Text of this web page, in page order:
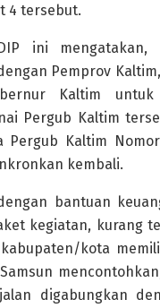
4 tersebut.
ini mengatakan,
Pemprov
Kaltim untuk
Pergub Kaltim
Pergub Kaltim
kembali.
bantuan
kegiatan, kurang
kota
digabungkan